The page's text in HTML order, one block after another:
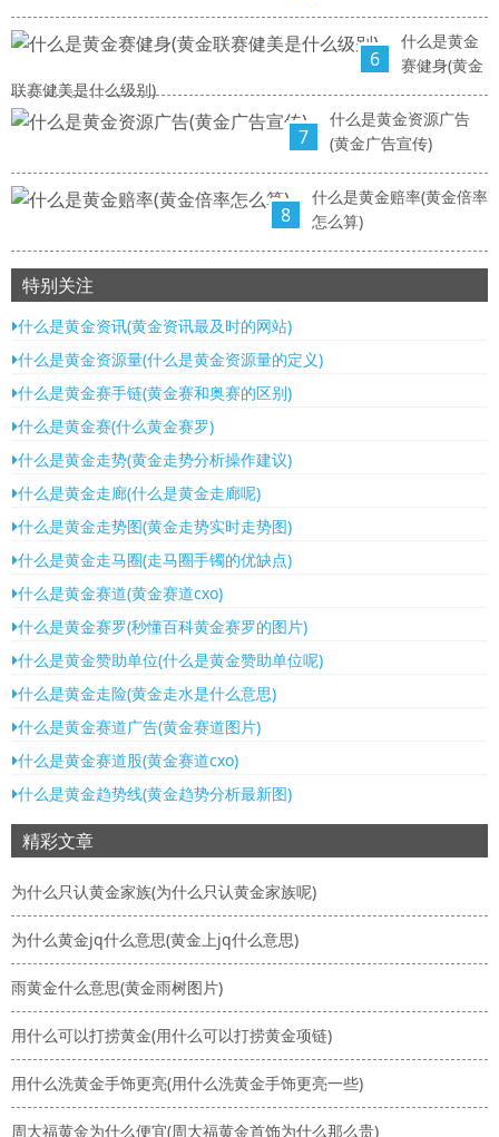
6
什么是黄金
赛健身(黄金
联赛健美是什么级别)
7
什么是黄金资源广告
(黄金广告宣传)
8
什么是黄金赔率(黄金倍率
怎么算)
特别关注
什么是黄金资讯(黄金资讯最及时的网站)
什么是黄金资源量(什么是黄金资源量的定义)
什么是黄金赛手链(黄金赛和奥赛的区别)
什么是黄金赛(什么黄金赛罗)
什么是黄金走势(黄金走势分析操作建议)
什么是黄金走廊(什么是黄金走廊呢)
什么是黄金走势图(黄金走势实时走势图)
什么是黄金走马圈(走马圈手镯的优缺点)
什么是黄金赛道(黄金赛道cxo)
什么是黄金赛罗(秒懂百科黄金赛罗的图片)
什么是黄金赞助单位(什么是黄金赞助单位呢)
什么是黄金走险(黄金走水是什么意思)
什么是黄金赛道广告(黄金赛道图片)
什么是黄金赛道股(黄金赛道cxo)
什么是黄金趋势线(黄金趋势分析最新图)
精彩文章
为什么只认黄金家族(为什么只认黄金家族呢)
为什么黄金jq什么意思(黄金上jq什么意思)
雨黄金什么意思(黄金雨树图片)
用什么可以打捞黄金(用什么可以打捞黄金项链)
用什么洗黄金手饰更亮(用什么洗黄金手饰更亮一些)
周大福黄金为什么便宜(周大福黄金首饰为什么那么贵)